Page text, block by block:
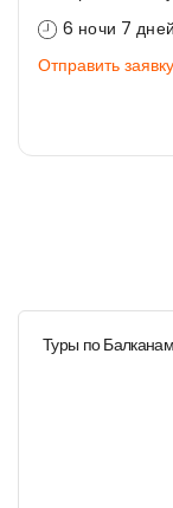
6 ночи 7 дней
Отправить заявку
Туры по